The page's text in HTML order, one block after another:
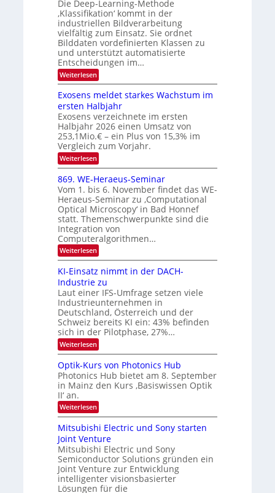
T
e
c
h
T
a
l
k
s
u
d
e
r
V
I
S
I
O
N
2
0
2
6
n
g
z
u
E
l
e
k
t
r
o
n
k
-
u
n
d
B
i
l
d
v
e
r
a
r
b
e
i
t
u
n
g
s
-
T
e
n
d
s
Die Deep-Learning-Methode
‚Klassifikation‘ kommt in der
industriellen Bildverarbeitung
vielfältig zum Einsatz. Sie ordnet
Bilddaten vordefinierten Klassen zu
und unterstützt automatisierte
Entscheidungen im…
Weiterlesen:
W
n
n
d
i
e
K
I
m
i
t
d
e
n
k
t
Exosens meldet starkes Wachstum im
ersten Halbjahr
Exosens verzeichnete im ersten
Halbjahr 2026 einen Umsatz von
253,1Mio.€ – ein Plus von 15,3% im
Vergleich zum Vorjahr.
Weiterlesen:
E
x
o
s
e
n
s
m
e
l
d
e
t
t
a
r
k
e
s
W
a
c
h
s
t
u
i
m
e
r
s
t
e
n
H
a
869. WE-Heraeus-Seminar
Vom 1. bis 6. November findet das WE-
Heraeus-Seminar zu ‚Computational
Optical Microscopy‘ in Bad Honnef
statt. Themenschwerpunkte sind die
Integration von
Computeralgorithmen…
Weiterlesen:
8
9
.
W
E
-
H
e
r
a
e
u
s
-
S
m
i
a
r
KI-Einsatz nimmt in der DACH-
Industrie zu
Laut einer IFS-Umfrage setzen viele
Industrieunternehmen in
Deutschland, Österreich und der
Schweiz bereits KI ein: 43% befinden
sich in der Pilotphase, 27%…
Weiterlesen:
K
-
E
i
s
a
z
n
i
m
m
t
i
n
Optik-Kurs von Photonics Hub
Photonics Hub bietet am 8. September
in Mainz den Kurs ‚Basiswissen Optik
II‘ an.
Weiterlesen:
O
p
t
i
k
-
K
u
r
Mitsubishi Electric und Sony starten
Joint Venture
Mitsubishi Electric und Sony
Semiconductor Solutions gründen ein
Joint Venture zur Entwicklung
intelligenter visionsbasierter
Lösungen für die